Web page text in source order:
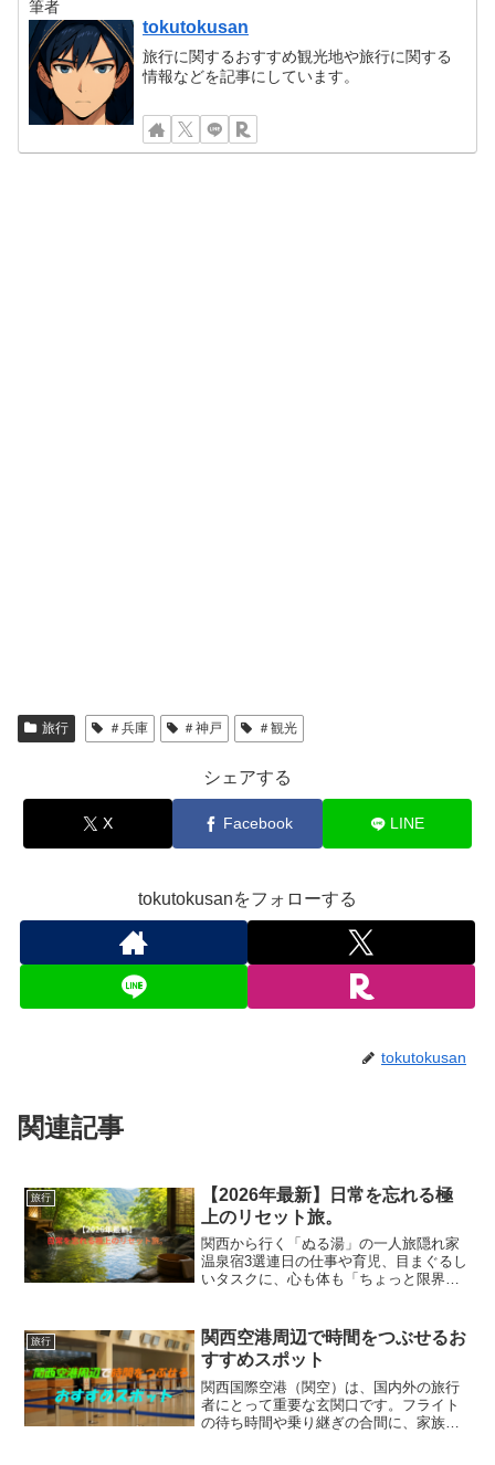
筆者
tokutokusan
旅行に関するおすすめ観光地や旅行に関する
情報などを記事にしています。
旅行 ＃兵庫 ＃神戸 ＃観光
シェアする
X Facebook LINE
tokutokusanをフォローする
tokutokusan
関連記事
旅行
【2026年最新】日常を忘れる極
上のリセット旅。
関西から行く「ぬる湯」の一人旅隠れ家
温泉宿3選連日の仕事や育児、目まぐるし
いタスクに、心も体も「ちょっと限界か
大人の間で密かに注目を集めている「ぬ
る湯（35℃〜38...
旅行
関西空港周辺で時間をつぶせるお
すすめスポット
関西国際空港（関空）は、国内外の旅行
者にとって重要な玄関口です。フライト
の待ち時間や乗り継ぎの合間に、家族、